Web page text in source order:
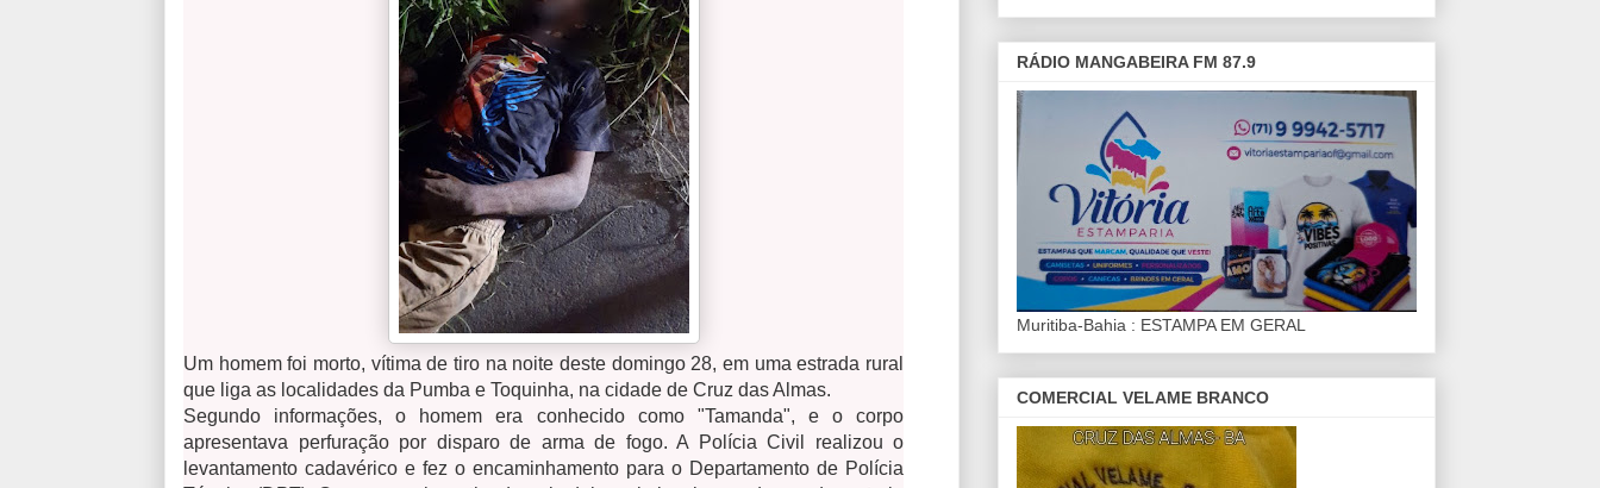
Um homem foi morto, vítima de tiro na noite deste domingo 28, em uma estrada rural
que liga as localidades da Pumba e Toquinha, na cidade de Cruz das Almas.
Segundo informações, o homem era conhecido como "Tamanda", e o corpo
apresentava perfuração por disparo de arma de fogo. A Polícia Civil realizou o
levantamento cadavérico e fez o encaminhamento para o Departamento de Polícia
RÁDIO MANGABEIRA FM 87.9
Muritiba-Bahia : ESTAMPA EM GERAL
COMERCIAL VELAME BRANCO